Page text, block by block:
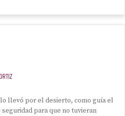
llevó por el desierto, como guía el
para que no tuvieran